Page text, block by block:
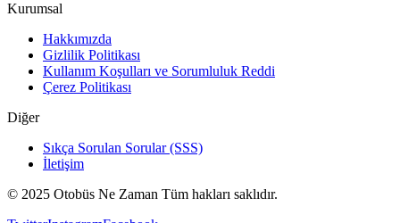
Kurumsal
Hakkımızda
Gizlilik Politikası
Kullanım Koşulları ve Sorumluluk Reddi
Çerez Politikası
Diğer
Sıkça Sorulan Sorular (SSS)
İletişim
© 2025 Otobüs Ne Zaman Tüm hakları saklıdır.